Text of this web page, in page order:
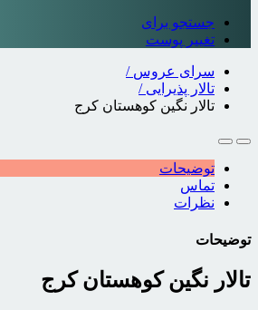
جستجو برای
تغییر پوست
سرای عروس /
تالار پذیرایی /
تالار نگین کوهستان کرج
توضیحات
تماس
نظرات
توضیحات
تالار نگین کوهستان کرج